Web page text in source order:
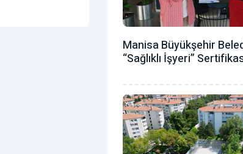
Manisa Büyükşehir
“Sağlıklı İşyeri”